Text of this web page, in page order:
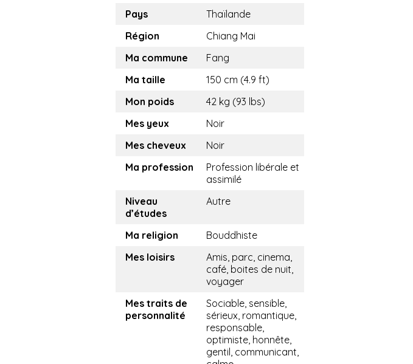
Pays
Thaïlande
Région
Chiang Mai
Ma commune
Fang
Ma taille
150 cm (4.9 ft)
Mon poids
42 kg (93 lbs)
Mes yeux
Noir
Mes cheveux
Noir
Ma profession
Profession libérale et
assimilé
Niveau
d’études
Autre
Ma religion
Bouddhiste
Mes loisirs
Amis, parc, cinema,
café, boites de nuit,
voyager
Mes traits de
personnalité
Sociable, sensible,
sérieux, romantique,
responsable,
optimiste, honnête,
gentil, communicant,